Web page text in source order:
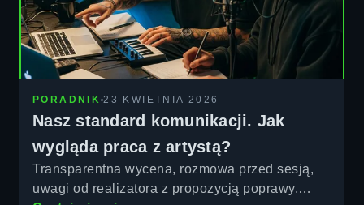
PORADNIK 23 KWIETNIA 2026
Nasz standard komunikacji. Jak
wygląda praca z artystą?
Transparentna wycena, rozmowa przed sesją,
uwagi od realizatora z propozycją poprawy,